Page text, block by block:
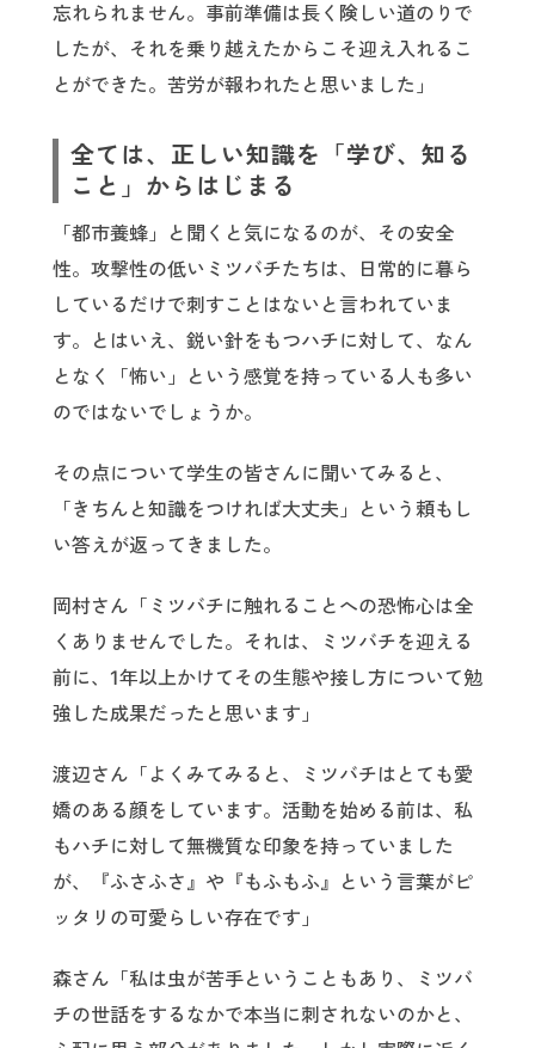
忘れられません。事前準備は長く険しい道のりで
したが、それを乗り越えたからこそ迎え入れるこ
とができた。苦労が報われたと思いました」
全ては、正しい知識を「学び、知る
こと」からはじまる
「都市養蜂」と聞くと気になるのが、その安全
性。攻撃性の低いミツバチたちは、日常的に暮ら
しているだけで刺すことはないと言われていま
す。とはいえ、鋭い針をもつハチに対して、なん
となく「怖い」という感覚を持っている人も多い
のではないでしょうか。
その点について学生の皆さんに聞いてみると、
「きちんと知識をつければ大丈夫」という頼もし
い答えが返ってきました。
岡村さん「ミツバチに触れることへの恐怖心は全
くありませんでした。それは、ミツバチを迎える
前に、1年以上かけてその生態や接し方について勉
強した成果だったと思います」
渡辺さん「よくみてみると、ミツバチはとても愛
嬌のある顔をしています。活動を始める前は、私
もハチに対して無機質な印象を持っていました
が、『ふさふさ』や『もふもふ』という言葉がピ
ッタリの可愛らしい存在です」
森さん「私は虫が苦手ということもあり、ミツバ
チの世話をするなかで本当に刺されないのかと、